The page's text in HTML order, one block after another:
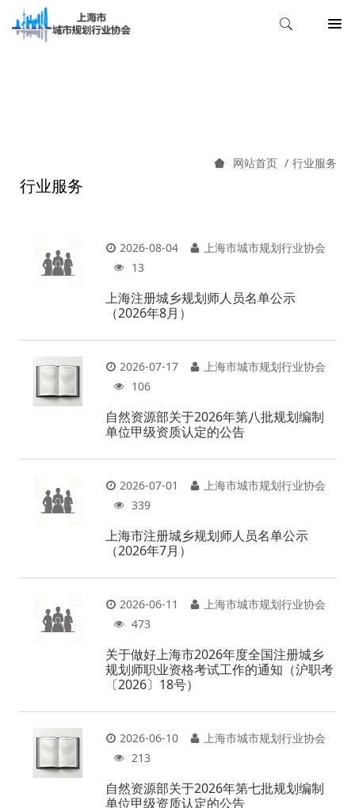
行业服务
行业服务
网站首页
2026-08-04
上海市城市规划行业协会
13
上海注册城乡规划师人员名单公示
（2026年8月）
2026-07-17
上海市城市规划行业协会
106
自然资源部关于2026年第八批规划编制
单位甲级资质认定的公告
2026-07-01
上海市城市规划行业协会
339
上海市注册城乡规划师人员名单公示
（2026年7月）
2026-06-11
上海市城市规划行业协会
473
关于做好上海市2026年度全国注册城乡
规划师职业资格考试工作的通知（沪职考
〔2026〕18号）
2026-06-10
上海市城市规划行业协会
213
自然资源部关于2026年第七批规划编制
单位甲级资质认定的公告